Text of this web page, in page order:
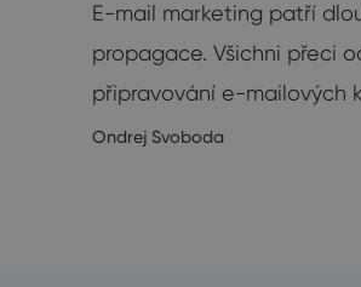
E-mail marketing patří
propagace. Všichni přeci
připravování e-mailových
Ondrej Svoboda